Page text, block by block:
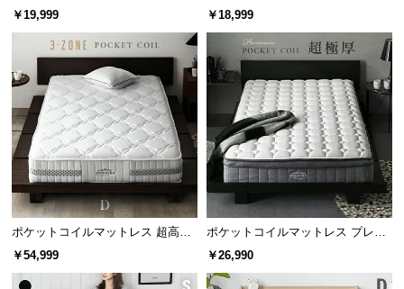
お
サ
ー
ト
知
ら
寝心地の比較
コイルが少ない コイルが多い
アム 厚さ20cm S/SD/D
￥19,999
厚さ22cm D ブラック
￥18,999
ポケットコイルマットレス 超高密
度3ゾーン 硬め 厚さ24cm D
￥54,999
ポケットコイルマットレス プレミ
アム 超極厚 厚さ25cm S/SD/D
￥26,990